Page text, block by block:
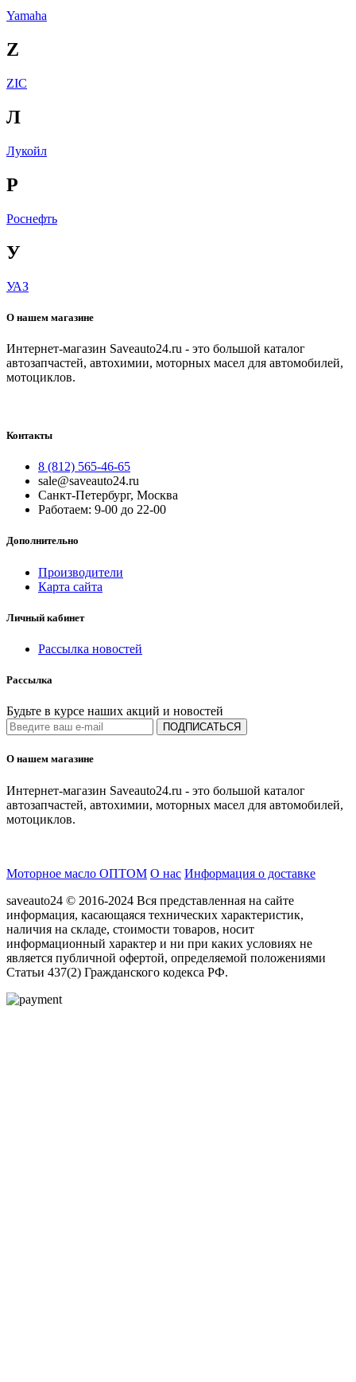
Yamaha
Z
ZIC
Л
Лукойл
Р
Роснефть
У
УАЗ
О нашем магазине
Интернет-магазин Saveauto24.ru - это большой каталог
автозапчастей, автохимии, моторных масел для автомобилей,
мотоциклов.
Контакты
8 (812) 565-46-65
sale@saveauto24.ru
Санкт-Петербург, Москва
Работаем: 9-00 до 22-00
Дополнительно
Производители
Карта сайта
Личный кабинет
Рассылка новостей
Рассылка
Будьте в курсе наших акций и новостей
ПОДПИСАТЬСЯ
О нашем магазине
Интернет-магазин Saveauto24.ru - это большой каталог
автозапчастей, автохимии, моторных масел для автомобилей,
мотоциклов.
Моторное масло ОПТОМ О нас Информация о доставке
saveauto24 © 2016-2024 Вся представленная на сайте
информация, касающаяся технических характеристик,
наличия на складе, стоимости товаров, носит
информационный характер и ни при каких условиях не
является публичной офертой, определяемой положениями
Статьи 437(2) Гражданского кодекса РФ.